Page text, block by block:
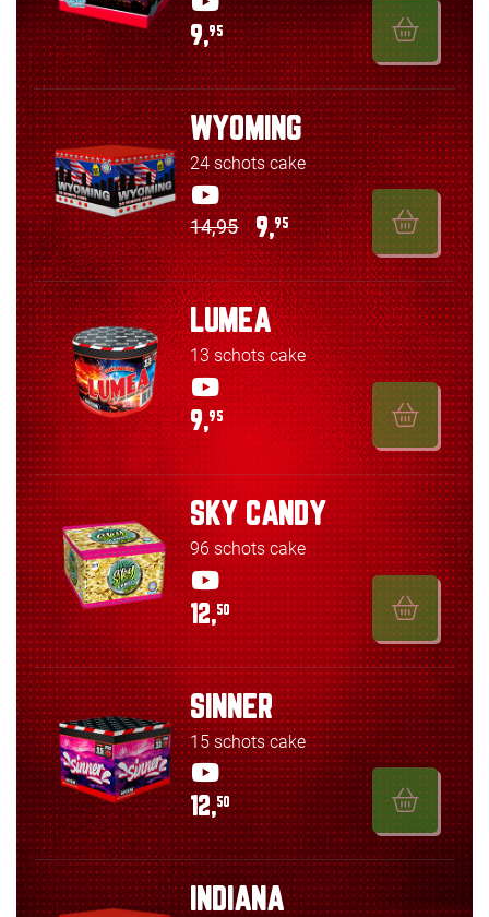
9,95
WYOMING
24 schots cake
14,95 9,95
LUMEA
13 schots cake
9,95
SKY CANDY
96 schots cake
12,50
SINNER
15 schots cake
12,50
INDIANA